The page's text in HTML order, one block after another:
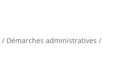
/ Démarches administratives /